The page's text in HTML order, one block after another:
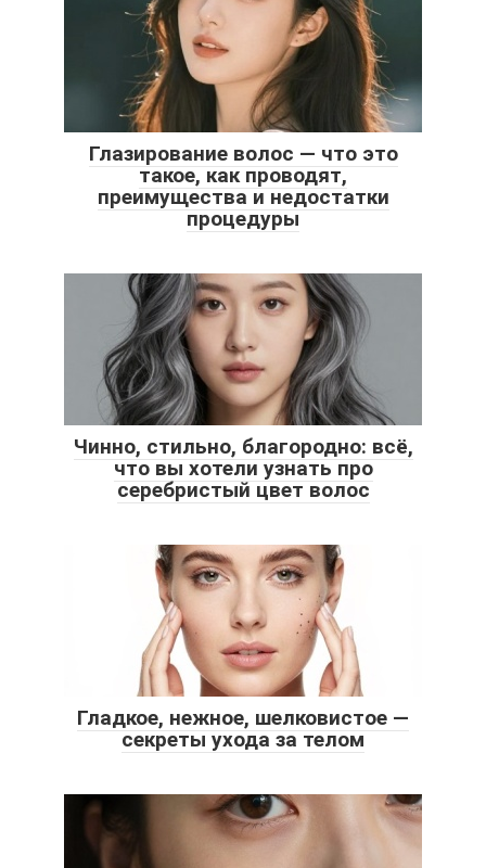
Глазирование волос ― что это
такое, как проводят,
преимущества и недостатки
процедуры
Чинно, стильно, благородно: всё,
что вы хотели узнать про
серебристый цвет волос
Гладкое, нежное, шелковистое —
секреты ухода за телом